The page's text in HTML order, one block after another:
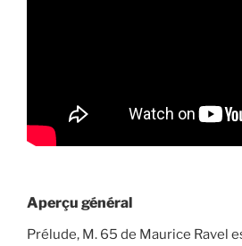
Aperçu général
Prélude, M. 65 de Maurice Ravel